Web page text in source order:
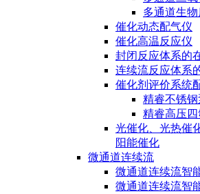
多通道生
催化动态配气仪
催化高温反应仪
封闭反应体系的
连续流反应体系
催化剂评价系统
精睿不锈钢
精睿高压四
光催化、光热催
阳能催化
微通道连续流
微通道连续流智
微通道连续流智